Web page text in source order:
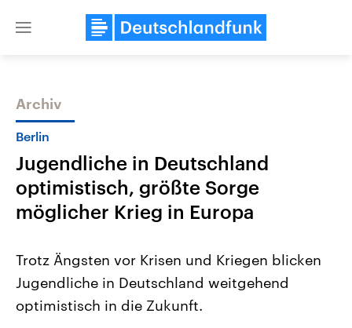
Close
Themen
2026
Alle Informationen
Sachsen-Anhalt wählt am 6.
Aktuelle Beiträge,
Archiv
Berlin
Jugendliche in Deutschland
optimistisch, größte Sorge
möglicher Krieg in Europa
Trotz Ängsten vor Krisen und Kriegen blicken
Jugendliche in Deutschland weitgehend
optimistisch in die Zukunft.